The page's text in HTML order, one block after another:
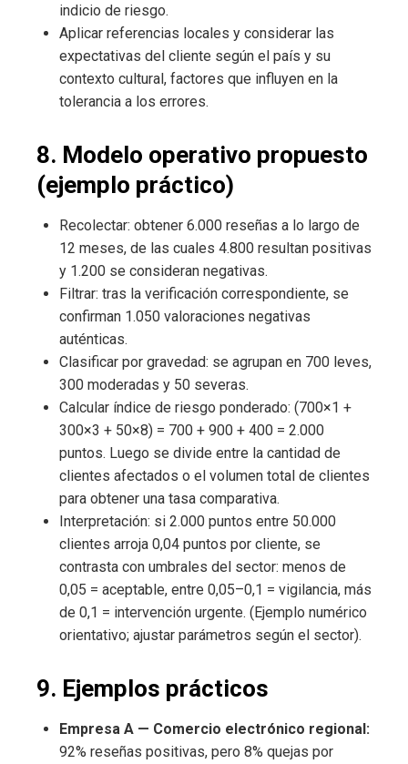
indicio de riesgo.
Aplicar referencias locales y considerar las
expectativas del cliente según el país y su
contexto cultural, factores que influyen en la
tolerancia a los errores.
8. Modelo operativo propuesto
(ejemplo práctico)
Recolectar: obtener 6.000 reseñas a lo largo de
12 meses, de las cuales 4.800 resultan positivas
y 1.200 se consideran negativas.
Filtrar: tras la verificación correspondiente, se
confirman 1.050 valoraciones negativas
auténticas.
Clasificar por gravedad: se agrupan en 700 leves,
300 moderadas y 50 severas.
Calcular índice de riesgo ponderado: (700×1 +
300×3 + 50×8) = 700 + 900 + 400 = 2.000
puntos. Luego se divide entre la cantidad de
clientes afectados o el volumen total de clientes
para obtener una tasa comparativa.
Interpretación: si 2.000 puntos entre 50.000
clientes arroja 0,04 puntos por cliente, se
contrasta con umbrales del sector: menos de
0,05 = aceptable, entre 0,05–0,1 = vigilancia, más
de 0,1 = intervención urgente. (Ejemplo numérico
orientativo; ajustar parámetros según el sector).
9. Ejemplos prácticos
Empresa A — Comercio electrónico regional:
92% reseñas positivas, pero 8% quejas por